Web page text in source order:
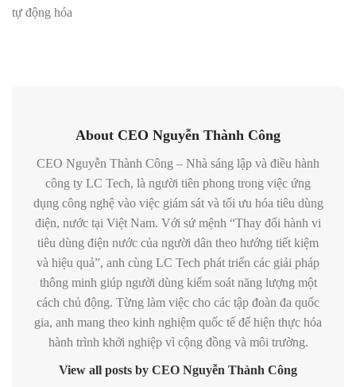
tự động hóa
About CEO Nguyễn Thành Công
CEO Nguyễn Thành Công – Nhà sáng lập và điều hành
công ty LC Tech, là người tiên phong trong việc ứng
dụng công nghệ vào việc giám sát và tối ưu hóa tiêu dùng
điện, nước tại Việt Nam. Với sứ mệnh “Thay đổi hành vi
tiêu dùng điện nước của người dân theo hướng tiết kiệm
và hiệu quả”, anh cùng LC Tech phát triển các giải pháp
thông minh giúp người dùng kiểm soát năng lượng một
cách chủ động. Từng làm việc cho các tập đoàn đa quốc
gia, anh mang theo kinh nghiệm quốc tế để hiện thực hóa
hành trình khởi nghiệp vì cộng đồng và môi trường.
View all posts by CEO Nguyễn Thành Công